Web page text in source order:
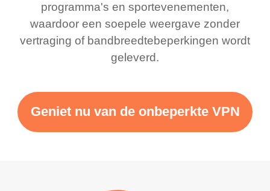
programma's en sportevenementen,
waardoor een soepele weergave zonder
vertraging of bandbreedtebeperkingen wordt
geleverd.
Geniet nu van de onbeperkte VPN